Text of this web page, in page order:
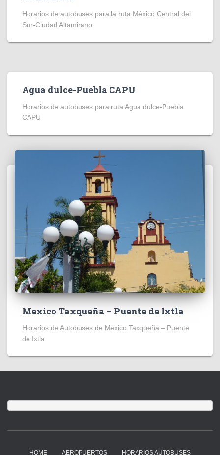
Horarios de autobuses para la ruta México Central del
Sur-Ciudad Altamirano
Agua dulce-Puebla CAPU
Horarios de autobuses para ruta Agua dulce-Puebla
CAPU
Mexico Taxqueña – Puente de Ixtla
Horarios de Autobuses de Mexico Taxqueña – Puente
de Ixtla
HOME AEROPUERTOS HORARIOS AUTOBUSES